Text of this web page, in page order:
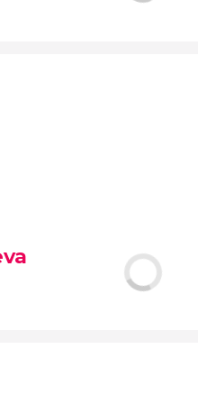
entrada preferente
Foro y Palatino
tour